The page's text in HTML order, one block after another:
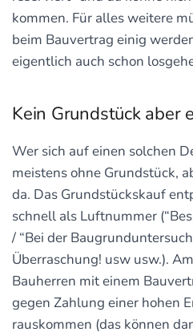
kommen. Für alles weitere
beim Bauvertrag einig
eigentlich auch schon
Kein Grundstück aber
Wer sich auf einen solchen
meistens ohne Grundstück,
da. Das Grundstückskauf
schnell als Luftnummer
/ “Bei der
Überraschung! usw usw.).
Bauherren mit einem
gegen Zahlung einer hohen
rauskommen (das können